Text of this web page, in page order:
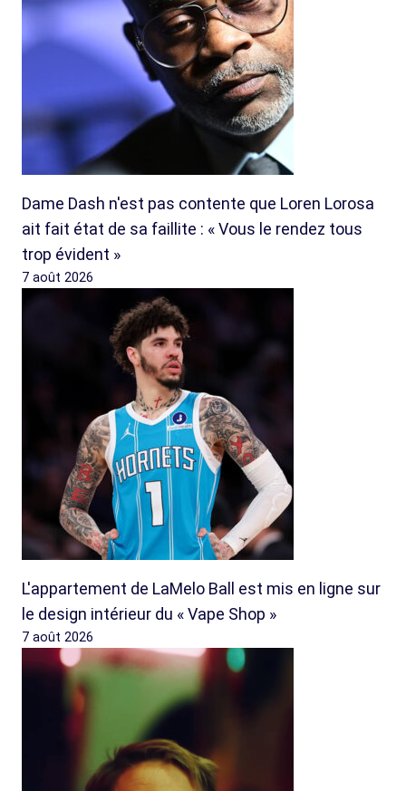
Dame Dash n'est pas contente que Loren Lorosa
ait fait état de sa faillite : « Vous le rendez tous
trop évident »
7 août 2026
L'appartement de LaMelo Ball est mis en ligne sur
le design intérieur du « Vape Shop »
7 août 2026